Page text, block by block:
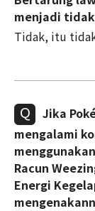
menjadi
Tidak, itu
Jika
mengalami
Racun
Energi